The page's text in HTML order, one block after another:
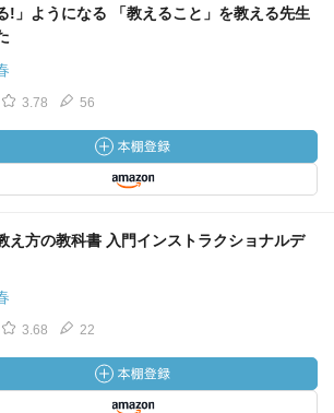
!」ようになる 「教えること」を教える先生
3.78 56
え方の教科書 入門インストラクショナルデ
3.68 22